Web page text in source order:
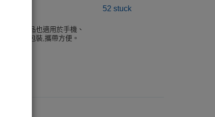
亮。本品也適用於手機、
用獨立包裝,攜帶方便。
52 stuck